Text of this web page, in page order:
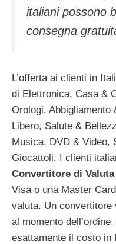
italiani possono
consegna
L’offerta ai clienti in
di Elettronica, Casa &
Orologi, Abbigliamento
Libero, Salute &
Musica, DVD & Video,
Giocattoli. I clienti
Convertitore di Valuta
Visa o una Master
valuta. Un
al momento
esattamente il costo in